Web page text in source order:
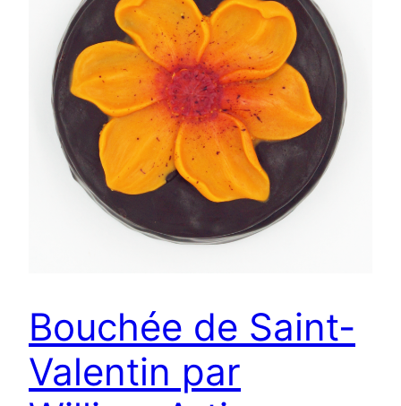
Bouchée de Saint-
Valentin par